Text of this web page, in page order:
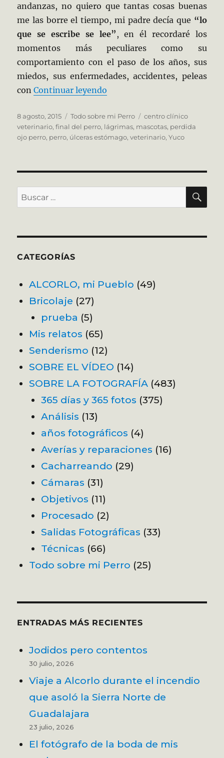
andanzas, no quiero que tantas cosas buenas
me las borre el tiempo, mi padre decía que “lo
que se escribe se lee” , en él recordaré los
momentos más peculiares como su
comportamiento con el paso de los años, sus
miedos, sus enfermedades, accidentes, peleas
conContinuar leyendo
Publicado
el
8 agosto, 2015 Categorías
Todo sobre mi Perro Etiquetas
centro clínico
veterinario,final del perro, lágrimas, mascotas, perdida
ojo perro, perro, úlceras estómago,veterinario,Yuco
Buscar
por:
CATEGORÍAS
ALCORLO, mi Pueblo (49)
Bricolaje (27)
prueba (5)
Mis relatos (65)
Senderismo (12)
SOBRE EL VÍDEO (14)
SOBRE LA FOTOGRAFÍA (483)
365 días y 365 fotos (375)
Análisis (13)
años fotográficos (4)
Averías y reparaciones (16)
Cacharreando (29)
Cámaras (31)
Objetivos (11)
Procesado (2)
Salidas Fotográficas (33)
Técnicas (66)
Todo sobre mi Perro (25)
ENTRADAS MÁS RECIENTES
Jodidos pero contentos
30 julio, 2026
Viaje a Alcorlo durante el incendio
que asoló la Sierra Norte de
Guadalajara
23 julio, 2026
El fotógrafo de la boda de mis